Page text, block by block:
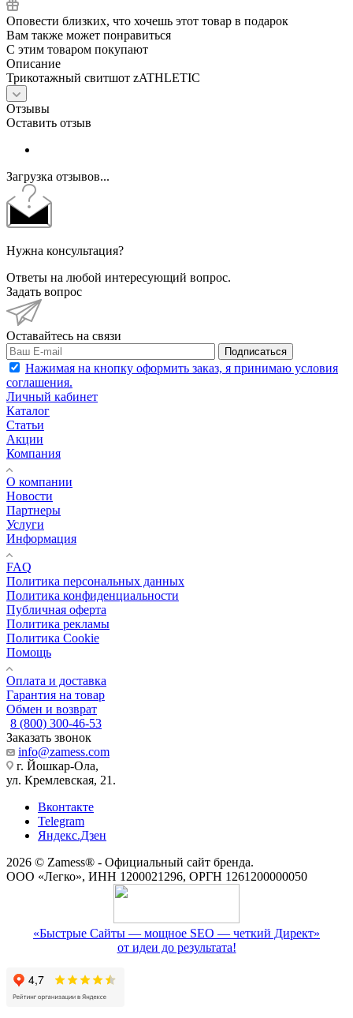
Оповести близких, что хочешь этот товар в подарок
Вам также может понравиться
С этим товаром покупают
Описание
Трикотажный свитшот zATHLETIC
Отзывы
Оставить отзыв
Загрузка отзывов...
Нужна консультация?
Ответы на любой интересующий вопрос.
Задать вопрос
Оставайтесь на связи
Подписаться
Нажимая на кнопку оформить заказ, я принимаю условия
соглашения.
Личный кабинет
Каталог
Статьи
Акции
Компания
О компании
Новости
Партнеры
Услуги
Информация
FAQ
Политика персональных данных
Политика конфиденциальности
Публичная оферта
Политика рекламы
Политика Cookie
Помощь
Оплата и доставка
Гарантия на товар
Обмен и возврат
8 (800) 300-46-53
Заказать звонок
info@zamess.com
г. Йошкар-Ола,
ул. Кремлевская, 21.
Вконтакте
Telegram
Яндекс.Дзен
2026 © Zamess® - Официальный сайт бренда.
ООО «Легко», ИНН 1200021296, ОРГН 1261200000050
«Быстрые Сайты — мощное SEO — четкий Директ»
от идеи до результата!